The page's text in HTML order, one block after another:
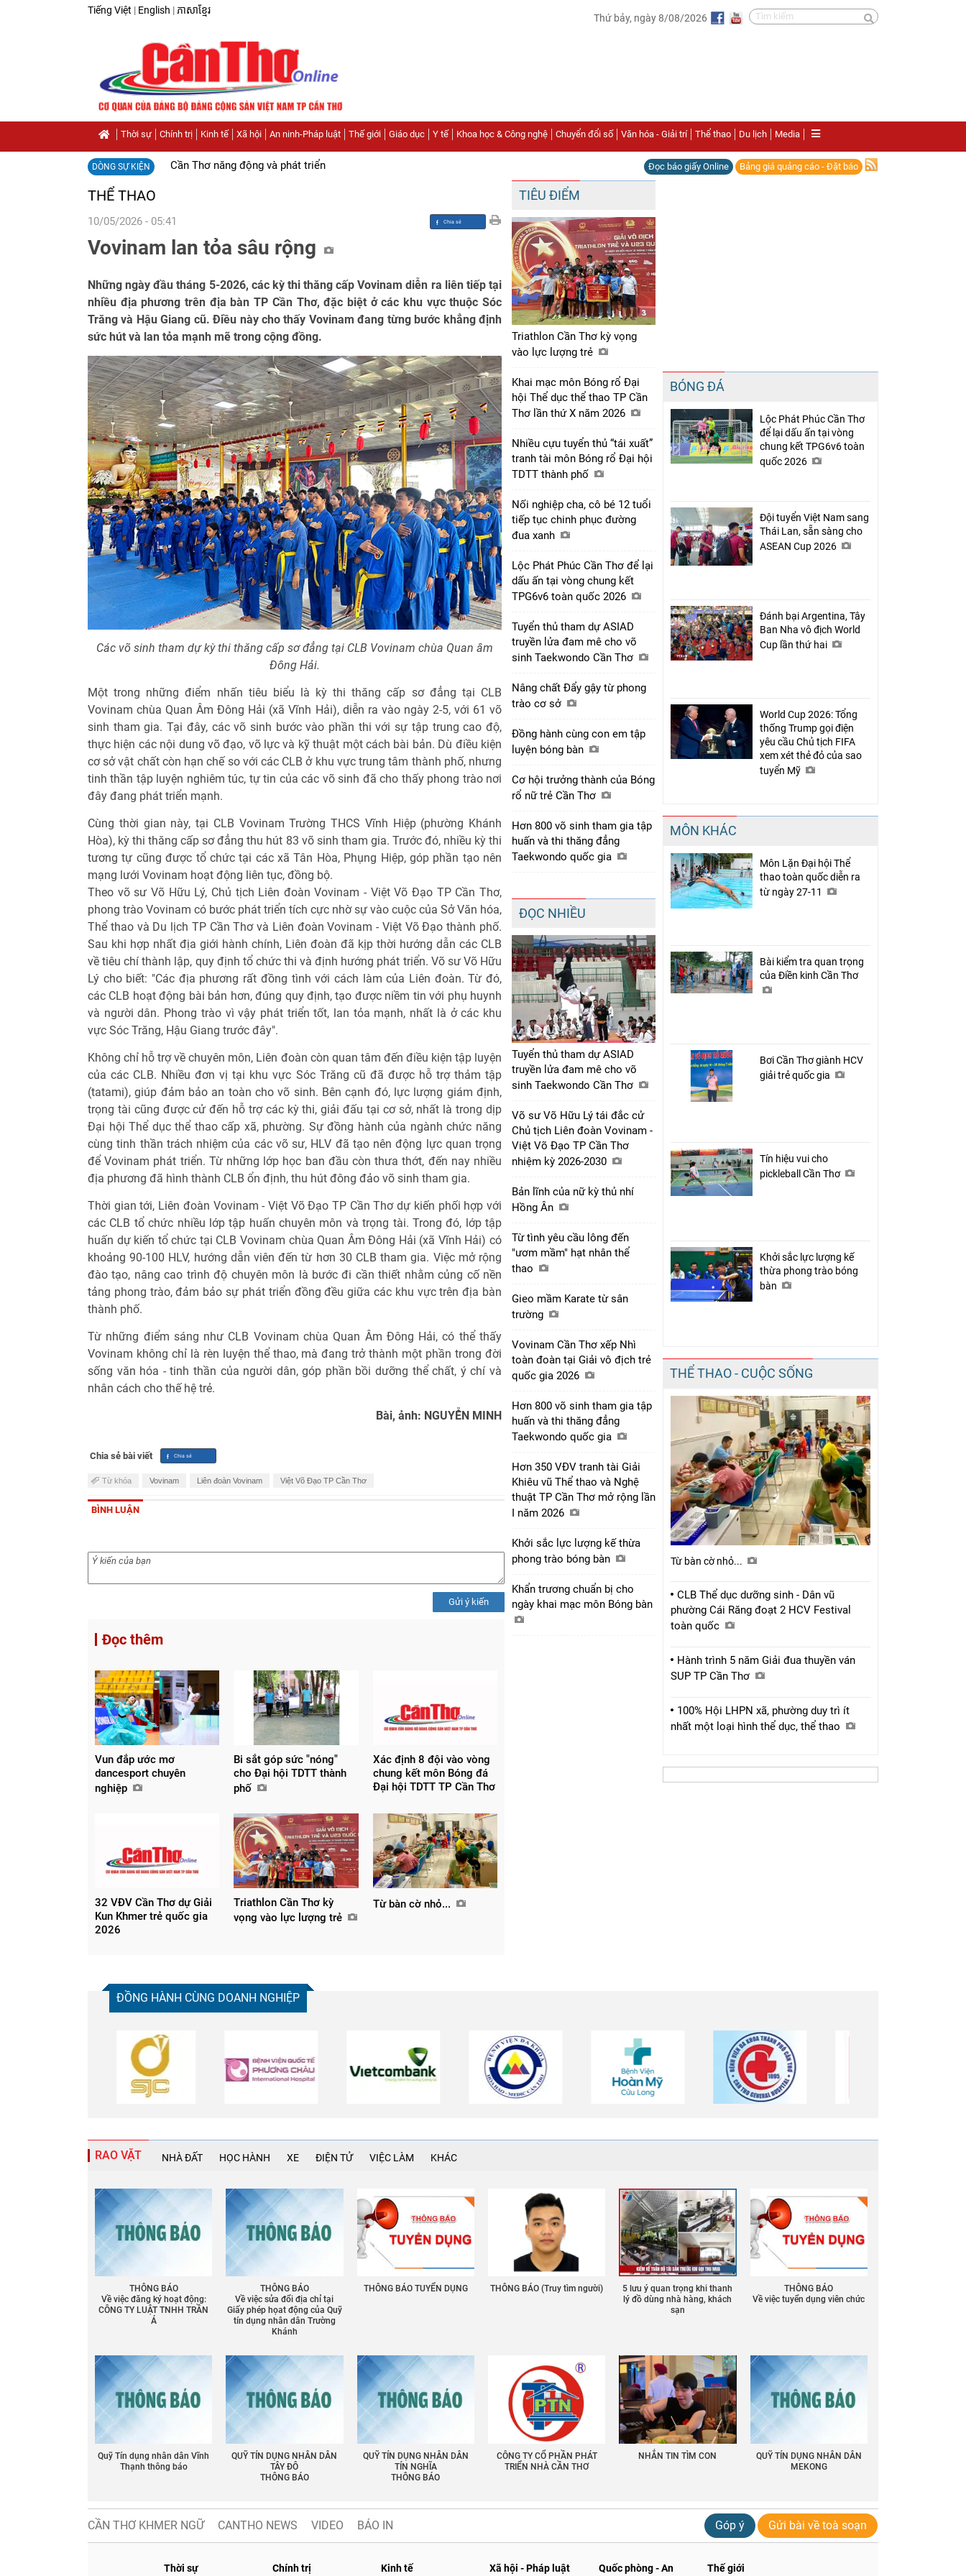
Tiếng Việt | English | ភាសាខ្មែរ
Thứ bảy, ngày 8/08/2026
Thời sự Chính trị Kinh tế Xã hội An ninh-Pháp luật Thế giới Giáo dục Y tế Khoa học & Công nghệ Chuyển đổi số Văn hóa - Giải trí Thể thao Du lịch Media
DÒNG SỰ KIỆN Cần Thơ năng động và phát triển Đọc báo giấy Online Bảng giá quảng cáo - Đặt báo
THỂ THAO
10/05/2026 - 05:41
Chia sẻ
Vovinam lan tỏa sâu rộng
Những ngày đầu tháng 5-2026, các kỳ thi thăng cấp Vovinam diễn ra liên tiếp tại
nhiều địa phương trên địa bàn TP Cần Thơ, đặc biệt ở các khu vực thuộc Sóc
Trăng và Hậu Giang cũ. Điều này cho thấy Vovinam đang từng bước khẳng định
sức hút và lan tỏa mạnh mẽ trong cộng đồng.
Các võ sinh tham dự kỳ thi thăng cấp sơ đẳng tại CLB Vovinam chùa Quan âm
Đông Hải.
Một trong những điểm nhấn tiêu biểu là kỳ thi thăng cấp sơ đẳng tại CLB
Vovinam chùa Quan Âm Đông Hải (xã Vĩnh Hải), diễn ra vào ngày 2-5, với 61 võ
sinh tham gia. Tại đây, các võ sinh bước vào phần thi với sự tập trung cao độ,
thực hiện các nội dung võ đạo, võ lực và kỹ thuật một cách bài bản. Dù điều kiện
cơ sở vật chất còn hạn chế so với các CLB ở khu vực trung tâm thành phố, nhưng
tinh thần tập luyện nghiêm túc, tự tin của các võ sinh đã cho thấy phong trào nơi
đây đang phát triển mạnh.
Cùng thời gian này, tại CLB Vovinam Trường THCS Vĩnh Hiệp (phường Khánh
Hòa), kỳ thi thăng cấp sơ đẳng thu hút 83 võ sinh tham gia. Trước đó, nhiều kỳ thi
tương tự cũng được tổ chức tại các xã Tân Hòa, Phụng Hiệp, góp phần tạo nên
mạng lưới Vovinam hoạt động liên tục, đồng bộ.
Theo võ sư Võ Hữu Lý, Chủ tịch Liên đoàn Vovinam - Việt Võ Đạo TP Cần Thơ,
phong trào Vovinam có bước phát triển tích cực nhờ sự vào cuộc của Sở Văn hóa,
Thể thao và Du lịch TP Cần Thơ và Liên đoàn Vovinam - Việt Võ Đạo thành phố.
Sau khi hợp nhất địa giới hành chính, Liên đoàn đã kịp thời hướng dẫn các CLB
về tiêu chí thành lập, quy định tổ chức thi và định hướng phát triển. Võ sư Võ Hữu
Lý cho biết: "Các địa phương rất đồng tình với cách làm của Liên đoàn. Từ đó,
các CLB hoạt động bài bản hơn, đúng quy định, tạo được niềm tin với phụ huynh
và người dân. Phong trào vì vậy phát triển tốt, lan tỏa mạnh, nhất là ở các khu
vực Sóc Trăng, Hậu Giang trước đây".
Không chỉ hỗ trợ về chuyên môn, Liên đoàn còn quan tâm đến điều kiện tập luyện
của các CLB. Nhiều đơn vị tại khu vực Sóc Trăng cũ đã được hỗ trợ thảm tập
(tatami), giúp đảm bảo an toàn cho võ sinh. Bên cạnh đó, lực lượng giám định,
trọng tài cũng được cử đến hỗ trợ các kỳ thi, giải đấu tại cơ sở, nhất là trong dịp
Đại hội Thể dục thể thao cấp xã, phường. Sự đồng hành của ngành chức năng
cùng tinh thần trách nhiệm của các võ sư, HLV đã tạo nên động lực quan trọng
để Vovinam phát triển. Từ những lớp học ban đầu còn thưa thớt, đến nay nhiều
địa phương đã hình thành CLB ổn định, thu hút đông đảo võ sinh tham gia.
Thời gian tới, Liên đoàn Vovinam - Việt Võ Đạo TP Cần Thơ dự kiến phối hợp với
các CLB tổ chức nhiều lớp tập huấn chuyên môn và trọng tài. Trong đó, lớp tập
huấn dự kiến tổ chức tại CLB Vovinam chùa Quan Âm Đông Hải (xã Vĩnh Hải) có
khoảng 90-100 HLV, hướng dẫn viên đến từ hơn 30 CLB tham gia. Việc mở rộng
đào tạo, nâng cao trình độ chuyên môn là bước đi cần thiết nhằm củng cố nền
tảng phong trào, đảm bảo sự phát triển đồng đều giữa các khu vực trên địa bàn
thành phố.
Từ những điểm sáng như CLB Vovinam chùa Quan Âm Đông Hải, có thể thấy
Vovinam không chỉ là rèn luyện thể thao, mà đang trở thành một phần trong đời
sống văn hóa - tinh thần của người dân, góp phần bồi dưỡng thể chất, ý chí và
nhân cách cho thế hệ trẻ.
Bài, ảnh: NGUYỄN MINH
Chia sẻ bài viết
Facebook
Từ khóa Vovinam Liên đoàn Vovinam Việt Võ Đạo TP Cần Thơ
BÌNH LUẬN
Gửi ý kiến
Đọc thêm
Vun đắp ước mơ
dancesport chuyên
nghiệp
Bi sắt góp sức "nóng"
cho Đại hội TDTT thành
phố
Xác định 8 đội vào vòng
chung kết môn Bóng đá
Đại hội TDTT TP Cần Thơ
32 VĐV Cần Thơ dự Giải
Kun Khmer trẻ quốc gia
2026
Triathlon Cần Thơ kỳ
vọng vào lực lượng trẻ
Từ bàn cờ nhỏ...
TIÊU ĐIỂM
Triathlon Cần Thơ kỳ vọng
vào lực lượng trẻ
Khai mạc môn Bóng rổ Đại
hội Thể dục thể thao TP Cần
Thơ lần thứ X năm 2026
Nhiều cựu tuyển thủ “tái xuất”
tranh tài môn Bóng rổ Đại hội
TDTT thành phố
Nối nghiệp cha, cô bé 12 tuổi
tiếp tục chinh phục đường
đua xanh
Lộc Phát Phúc Cần Thơ để lại
dấu ấn tại vòng chung kết
TPG6v6 toàn quốc 2026
Tuyển thủ tham dự ASIAD
truyền lửa đam mê cho võ
sinh Taekwondo Cần Thơ
Nâng chất Đẩy gậy từ phong
trào cơ sở
Đồng hành cùng con em tập
luyện bóng bàn
Cơ hội trưởng thành của Bóng
rổ nữ trẻ Cần Thơ
Hơn 800 võ sinh tham gia tập
huấn và thi thăng đẳng
Taekwondo quốc gia
ĐỌC NHIỀU
Tuyển thủ tham dự ASIAD
truyền lửa đam mê cho võ
sinh Taekwondo Cần Thơ
Võ sư Võ Hữu Lý tái đắc cử
Chủ tịch Liên đoàn Vovinam -
Việt Võ Đạo TP Cần Thơ
nhiệm kỳ 2026-2030
Bản lĩnh của nữ kỳ thủ nhí
Hồng Ân
Từ tình yêu cầu lông đến
"ươm mầm" hạt nhân thể
thao
Gieo mầm Karate từ sân
trường
Vovinam Cần Thơ xếp Nhì
toàn đoàn tại Giải vô địch trẻ
quốc gia 2026
Hơn 800 võ sinh tham gia tập
huấn và thi thăng đẳng
Taekwondo quốc gia
Hơn 350 VĐV tranh tài Giải
Khiêu vũ Thể thao và Nghệ
thuật TP Cần Thơ mở rộng lần
I năm 2026
Khởi sắc lực lượng kế thừa
phong trào bóng bàn
Khẩn trương chuẩn bị cho
ngày khai mạc môn Bóng bàn
BÓNG ĐÁ
Lộc Phát Phúc Cần Thơ
để lại dấu ấn tại vòng
chung kết TPG6v6 toàn
quốc 2026
Đội tuyển Việt Nam sang
Thái Lan, sẵn sàng cho
ASEAN Cup 2026
Đánh bại Argentina, Tây
Ban Nha vô địch World
Cup lần thứ hai
World Cup 2026: Tổng
thống Trump gọi điện
yêu cầu Chủ tịch FIFA
xem xét thẻ đỏ của sao
tuyển Mỹ
MÔN KHÁC
Môn Lặn Đại hội Thể
thao toàn quốc diễn ra
từ ngày 27-11
Bài kiểm tra quan trọng
của Điền kinh Cần Thơ
Bơi Cần Thơ giành HCV
giải trẻ quốc gia
Tín hiệu vui cho
pickleball Cần Thơ
Khởi sắc lực lượng kế
thừa phong trào bóng
bàn
THỂ THAO - CUỘC SỐNG
Từ bàn cờ nhỏ...
CLB Thể dục dưỡng sinh - Dân vũ
phường Cái Răng đoạt 2 HCV Festival
toàn quốc
Hành trình 5 năm Giải đua thuyền ván
SUP TP Cần Thơ
100% Hội LHPN xã, phường duy trì ít
nhất một loại hình thể dục, thể thao
ĐỒNG HÀNH CÙNG DOANH NGHIỆP
RAO VẶT NHÀ ĐẤT HỌC HÀNH XE ĐIỆN TỬ VIỆC LÀM KHÁC
THÔNG BÁO
Về việc đăng ký hoạt động:
CÔNG TY LUẬT TNHH TRẦN
Á
THÔNG BÁO
Về việc sửa đổi địa chỉ tại
Giấy phép họat động của Quỹ
tín dụng nhân dân Trường
Khánh
THÔNG BÁO TUYỂN DỤNG THÔNG BÁO (Truy tìm người)
5 lưu ý quan trọng khi thanh
lý đồ dùng nhà hàng, khách
sạn
THÔNG BÁO
Về việc tuyển dụng viên chức
Quỹ Tín dụng nhân dân Vĩnh
Thạnh thông báo
QUỸ TÍN DỤNG NHÂN DÂN
TÂY ĐÔ
THÔNG BÁO
QUỸ TÍN DỤNG NHÂN DÂN
TÍN NGHĨA
THÔNG BÁO
CÔNG TY CỔ PHẦN PHÁT
TRIỂN NHÀ CẦN THƠ
NHẮN TIN TÌM CON
QUỸ TÍN DỤNG NHÂN DÂN
MEKONG
CẦN THƠ KHMER NGỮ CANTHO NEWS VIDEO BÁO IN Góp ý Gửi bài về toà soạn
Thời sự Chính trị Kinh tế Xã hội - Pháp luật Quốc phòng - An Thế giới